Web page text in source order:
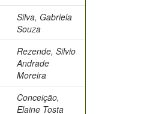
Silva, Gabriela
Souza
Rezende, Silvio
Andrade
Moreira
Conceição,
Elaine Tosta